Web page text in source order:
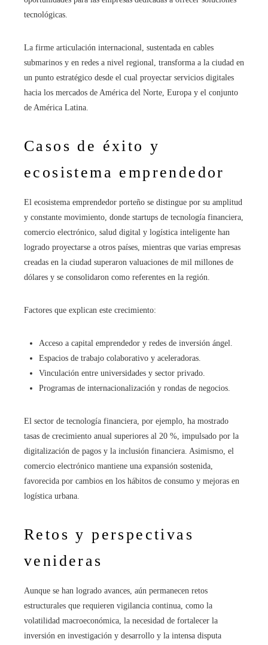
tecnológicas.
La firme articulación internacional, sustentada en cables
submarinos y en redes a nivel regional, transforma a la ciudad en
un punto estratégico desde el cual proyectar servicios digitales
hacia los mercados de América del Norte, Europa y el conjunto
de América Latina.
Casos de éxito y
ecosistema emprendedor
El ecosistema emprendedor porteño se distingue por su amplitud
y constante movimiento, donde startups de tecnología financiera,
comercio electrónico, salud digital y logística inteligente han
logrado proyectarse a otros países, mientras que varias empresas
creadas en la ciudad superaron valuaciones de mil millones de
dólares y se consolidaron como referentes en la región.
Factores que explican este crecimiento:
Acceso a capital emprendedor y redes de inversión ángel.
Espacios de trabajo colaborativo y aceleradoras.
Vinculación entre universidades y sector privado.
Programas de internacionalización y rondas de negocios.
El sector de tecnología financiera, por ejemplo, ha mostrado
tasas de crecimiento anual superiores al 20 %, impulsado por la
digitalización de pagos y la inclusión financiera. Asimismo, el
comercio electrónico mantiene una expansión sostenida,
favorecida por cambios en los hábitos de consumo y mejoras en
logística urbana.
Retos y perspectivas
venideras
Aunque se han logrado avances, aún permanecen retos
estructurales que requieren vigilancia continua, como la
volatilidad macroeconómica, la necesidad de fortalecer la
inversión en investigación y desarrollo y la intensa disputa